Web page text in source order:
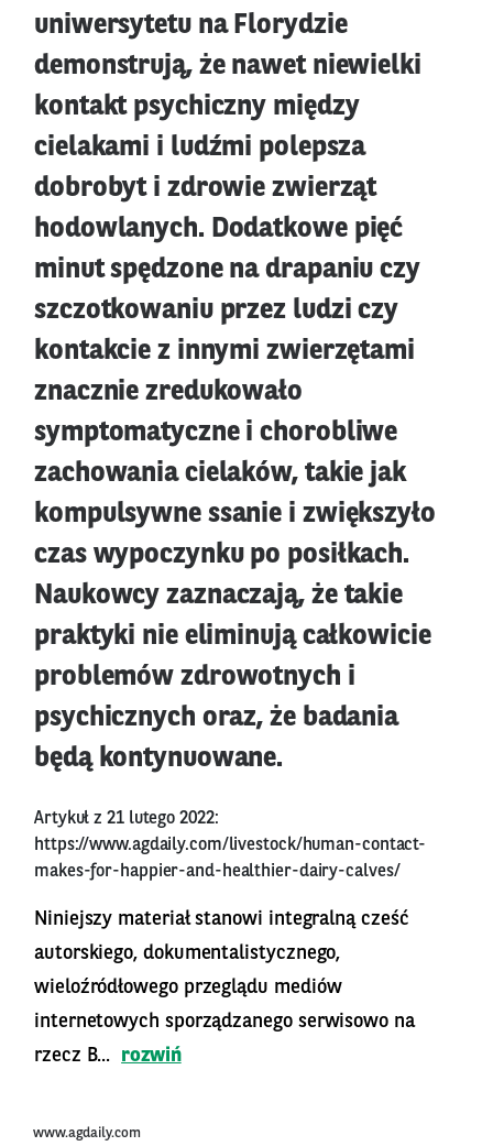
uniwersytetu na Florydzie
demonstrują, że nawet niewielki
kontakt psychiczny między
cielakami i ludźmi polepsza
dobrobyt i zdrowie zwierząt
hodowlanych. Dodatkowe pięć
minut spędzone na drapaniu czy
szczotkowaniu przez ludzi czy
kontakcie z innymi zwierzętami
znacznie zredukowało
symptomatyczne i chorobliwe
zachowania cielaków, takie jak
kompulsywne ssanie i zwiększyło
czas wypoczynku po posiłkach.
Naukowcy zaznaczają, że takie
praktyki nie eliminują całkowicie
problemów zdrowotnych i
psychicznych oraz, że badania
będą kontynuowane.
Artykuł z 21 lutego 2022:
https://www.agdaily.com/livestock/human-contact-
makes-for-happier-and-healthier-dairy-calves/
Niniejszy materiał stanowi integralną cześć
autorskiego, dokumentalistycznego,
wieloźródłowego przeglądu mediów
internetowych sporządzanego serwisowo na
rzecz B...
rozwiń
www.agdaily.com